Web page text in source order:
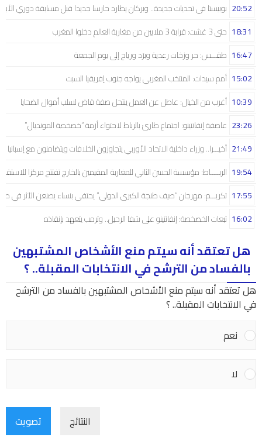
بوبيستا في تحديات جديدة.. وبركان يطارد حارسا جديدا قبل مسابقة دوري 20:52
حتى 3 غشت: قرابة 3 ملايين من مغاربة العالم دخلوا المغرب 18:31
طقـــس: حر وزخات رعدية وبرَد ورياح إلى يوم الجمعة 16:47
أمم سيدات: المنتخب المغربي يواجه جنوب إفريقيا السبت 15:02
أغرب من الخيال: عاطل عن العمل ينتحل صفة قاض لسلب أموال الضحايا 10:39
عاصفة إنفانتينو: اجتماع طارئ بالرباط لاحتواء أزمة “خصخصة المونديال” 23:26
أخيـــرا.. وزراء داخلية الاتحاد الأوربي يتجاوزون الخلافات ويتضامنون مع إسبانيا 21:49
الربـــــاط: مؤسسة الحسن الثاني للمغاربة المقيمين بالخارج تفتتح مركزا 19:54
تكريـــم: مهرجان “صيف طنجة الكبرى الدولي” يحتفي بنساء يصنعن الأثر في 17:55
تبعات الخصخصة: إنفانتينو على شفا الرحيل.. وترمب يتعهد بإنقاذه 16:02
هل تعتقد أنه سيتم منع الأشخاص المشتبهين
بالفساد من الترشح في الانتخابات المقبلة.. ؟
هل تعتقد أنه سيتم منع الأشخاص المشتبهين بالفساد من الترشح
في الانتخابات المقبلة.. ؟
نعم
لا
النتائج تصويت